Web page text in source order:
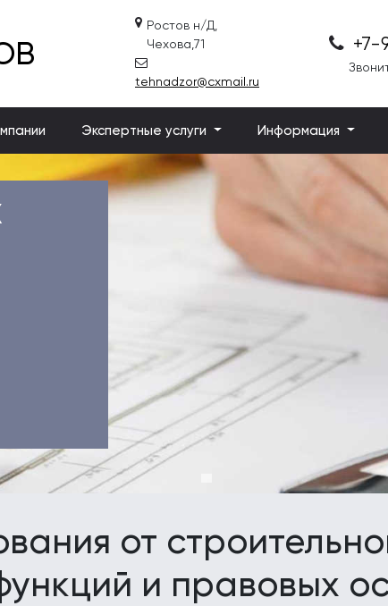
Ростов н/Д,
Чехова,71
tehnadzor@cxmail.ru
+7-
Экспертные услуги Информация
от
и правовых